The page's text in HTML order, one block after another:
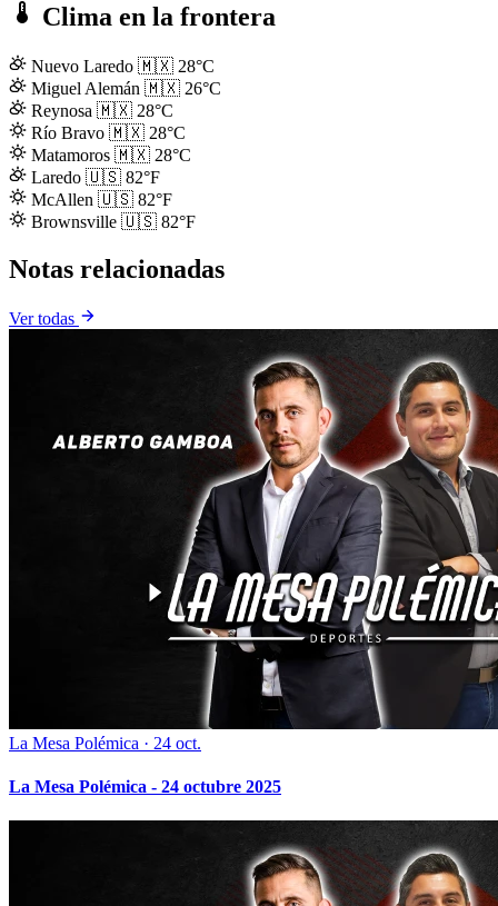
Clima en la frontera
Nuevo Laredo 🇲🇽 28°C
Miguel Alemán 🇲🇽 26°C
Reynosa 🇲🇽 28°C
Río Bravo 🇲🇽 28°C
Matamoros 🇲🇽 28°C
Laredo 🇺🇸 82°F
McAllen 🇺🇸 82°F
Brownsville 🇺🇸 82°F
Notas relacionadas
Ver todas
La Mesa Polémica · 24 oct.
La Mesa Polémica - 24 octubre 2025